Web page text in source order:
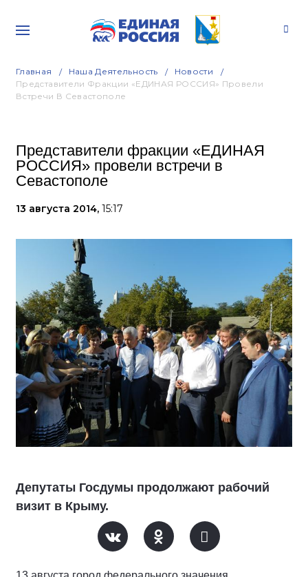
Главная Наша Деятельность
Новости
Представители Фракции «ЕДИНАЯ РОССИЯ» Провели
Встречи В Севастополе
Представители фракции «ЕДИНАЯ
РОССИЯ» провели встречи в
Севастополе
13 августа 2014, 15:17
Депутаты Госдумы продолжают рабочий
визит в Крыму.